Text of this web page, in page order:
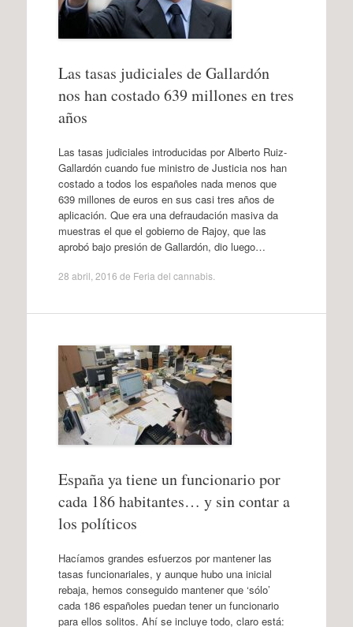
Las tasas judiciales de Gallardón
nos han costado 639 millones en tres
años
Las tasas judiciales introducidas por Alberto Ruiz-
Gallardón cuando fue ministro de Justicia nos han
costado a todos los españoles nada menos que
639 millones de euros en sus casi tres años de
aplicación. Que era una defraudación masiva da
muestras el que el gobierno de Rajoy, que las
aprobó bajo presión de Gallardón, dio luego…
28 abril, 2016 de Feria del cannabis.
España ya tiene un funcionario por
cada 186 habitantes… y sin contar a
los políticos
Hacíamos grandes esfuerzos por mantener las
tasas funcionariales, y aunque hubo una inicial
rebaja, hemos conseguido mantener que ‘sólo’
cada 186 españoles puedan tener un funcionario
para ellos solitos. Ahí se incluye todo, claro está: